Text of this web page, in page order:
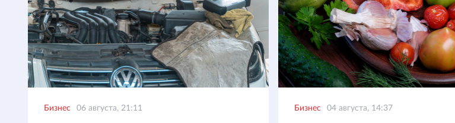
Бизнес 06 августа, 21:11 Бизнес 04 августа, 14:37